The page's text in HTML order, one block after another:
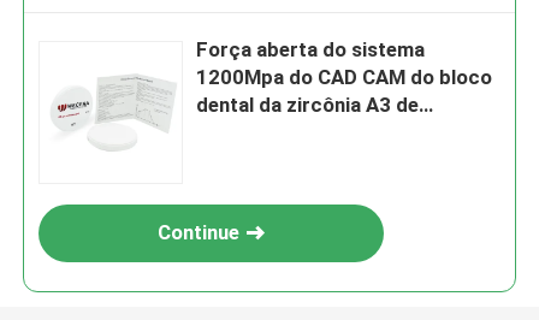
Força aberta do sistema
1200Mpa do CAD CAM do bloco
dental da zircônia A3 de
Continue